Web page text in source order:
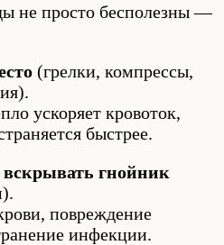
не просто бесполезны —
(грелки, компрессы,
ускоряет кровоток,
быстрее.
гнойник
повреждение
инфекции.